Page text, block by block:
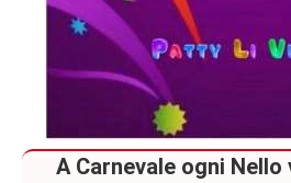
A Carnevale ogni